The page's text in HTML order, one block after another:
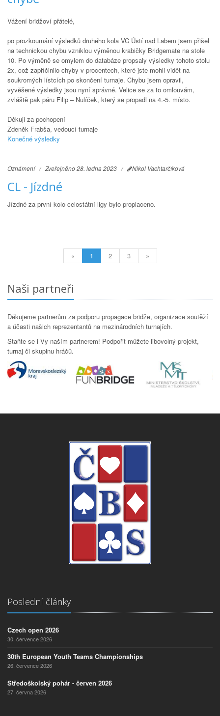
Vážení bridžoví přátelé,
po prozkoumání výsledků druhého kola VC Ústí nad Labem jsem přišel
na technickou chybu vzniklou výměnou krabičky Bridgemate na stole
10. Po výměně se omylem do databáze propsaly výsledky tohoto stolu
2x, což zapříčinilo chyby v procentech, které jste mohli vidět na
soukromých lístcích po skončení turnaje. Chybu jsem opravil,
vyvěšené výsledky jsou nyní správné. Velice se za to omlouvám,
zvláště pak páru Filip – Nulíček, který se propadl na 4.-5. místo.
Děkuji za pochopení
Zdeněk Frabša, vedoucí turnaje
Konečné výsledky
Oznámení Zveřejněno 28. ledna 2023 Nikol Vachtarčíková
CL - Jízdné
Jízdné za první kolo celostátní ligy bylo proplaceno.
« 1 2 3 »
Naši partneři
Děkujeme partnerům za podporu propagace bridže, organizace soutěží
a účasti našich reprezentantů na mezinárodních turnajích.
Staňte se i Vy naším partnerem! Podpořit můžete libovolný projekt,
turnaj či skupinu hráčů.
Poslední články
Czech open 2026
30. července 2026
30th European Youth Teams Championships
26. července 2026
Středoškolský pohár - červen 2026
27. června 2026